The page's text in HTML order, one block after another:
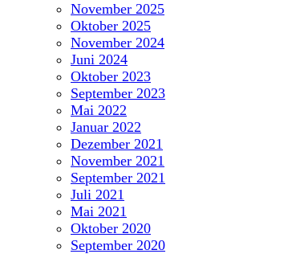
November 2025
Oktober 2025
November 2024
Juni 2024
Oktober 2023
September 2023
Mai 2022
Januar 2022
Dezember 2021
November 2021
September 2021
Juli 2021
Mai 2021
Oktober 2020
September 2020